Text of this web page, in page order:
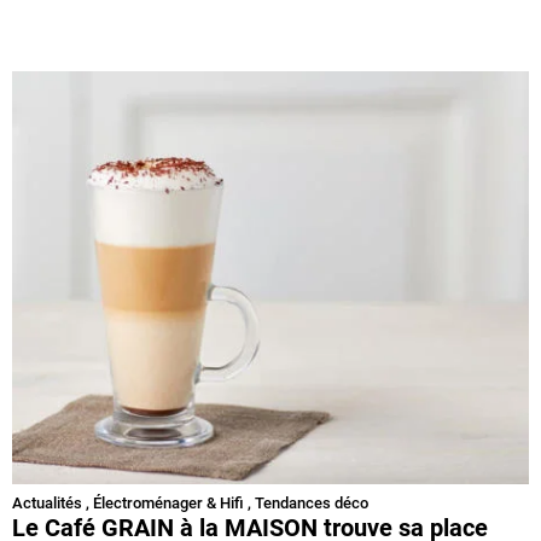
Actualités , Électroménager & Hifi , Tendances déco
Le Café GRAIN à la MAISON trouve sa place